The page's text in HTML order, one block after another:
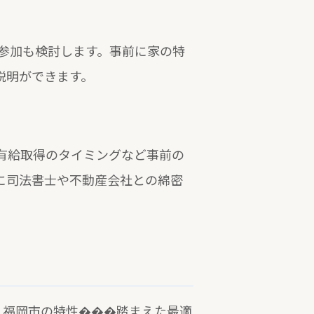
も検討します。事前に家の特
ができます。
取得のタイミングなど事前の
法書士や不動産会社との綿密